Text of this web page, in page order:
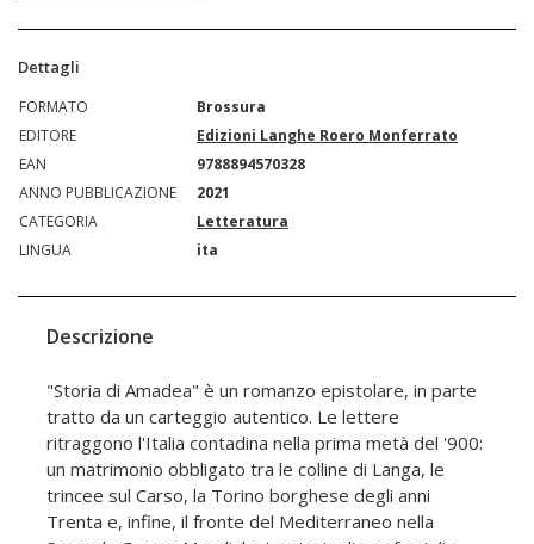
Dettagli
FORMATO
Brossura
EDITORE
Edizioni Langhe Roero Monferrato
EAN
9788894570328
ANNO PUBBLICAZIONE
2021
CATEGORIA
Letteratura
LINGUA
ita
Descrizione
"Storia di Amadea" è un romanzo epistolare, in parte
tratto da un carteggio autentico. Le lettere
ritraggono l'Italia contadina nella prima metà del '900:
un matrimonio obbligato tra le colline di Langa, le
trincee sul Carso, la Torino borghese degli anni
Trenta e, infine, il fronte del Mediterraneo nella